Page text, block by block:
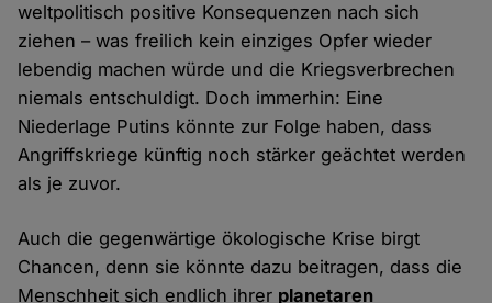
weltpolitisch positive Konsequenzen nach sich
ziehen – was freilich kein einziges Opfer wieder
lebendig machen würde und die Kriegsverbrechen
niemals entschuldigt. Doch immerhin: Eine
Niederlage Putins könnte zur Folge haben, dass
Angriffskriege künftig noch stärker geächtet werden
als je zuvor.
Auch die gegenwärtige ökologische Krise birgt
Chancen, denn sie könnte dazu beitragen, dass die
Menschheit sich endlich ihrer planetaren